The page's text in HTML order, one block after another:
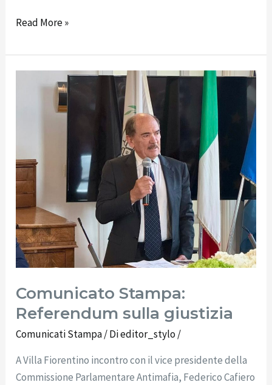
Read More »
Comunicato Stampa:
Referendum sulla giustizia
Comunicati Stampa/ Dieditor_stylo/
A Villa Fiorentino incontro con il vice presidente della
Commissione Parlamentare Antimafia, Federico Cafiero
Comunicato
Referendum